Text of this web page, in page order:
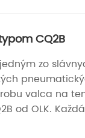
CQ2B
zo
valca na
od OLK.